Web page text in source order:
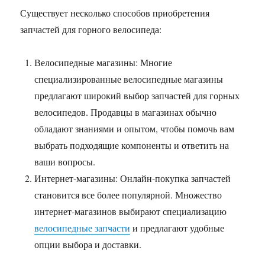
Существует несколько способов приобретения
запчастей для горного велосипеда:
Велосипедные магазины: Многие
специализированные велосипедные магазины
предлагают широкий выбор запчастей для горных
велосипедов. Продавцы в магазинах обычно
обладают знаниями и опытом, чтобы помочь вам
выбрать подходящие компоненты и ответить на
ваши вопросы.
Интернет-магазины: Онлайн-покупка запчастей
становится все более популярной. Множество
интернет-магазинов выбирают специализацию
велосипедные запчасти и предлагают удобные
опции выбора и доставки.